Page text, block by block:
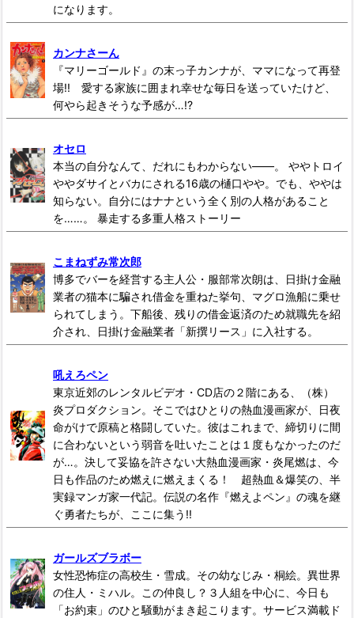
になります。
カンナさーん
『マリーゴールド』の末っ子カンナが、ママになって再登
場!! 愛する家族に囲まれ幸せな毎日を送っていたけど、
何やら起きそうな予感が…!?
オセロ
本当の自分なんて、だれにもわからない――。 ややトロイ
ややダサイとバカにされる16歳の樋口やや。でも、ややは
知らない。自分にはナナという全く別の人格があること
を……。 暴走する多重人格ストーリー
こまねずみ常次郎
博多でバーを経営する主人公・服部常次朗は、日掛け金融
業者の猫本に騙され借金を重ねた挙句、マグロ漁船に乗せ
られてしまう。下船後、残りの借金返済のため就職先を紹
介され、日掛け金融業者「新撰リース」に入社する。
吼えろペン
東京近郊のレンタルビデオ・CD店の２階にある、（株）
炎プロダクション。そこではひとりの熱血漫画家が、日夜
命がけで原稿と格闘していた。彼はこれまで、締切りに間
に合わないという弱音を吐いたことは１度もなかったのだ
が…。決して妥協を許さない大熱血漫画家・炎尾燃は、今
日も作品のため燃えに燃えまくる！ 超熱血＆爆笑の、半
実録マンガ家一代記。伝説の名作『燃えよペン』の魂を継
ぐ勇者たちが、ここに集う!!
ガールズブラボー
女性恐怖症の高校生・雪成。その幼なじみ・桐絵。異世界
の住人・ミハル。この仲良し？３人組を中心に、今日も
「お約束」のひと騒動がまき起こります。サービス満載ド